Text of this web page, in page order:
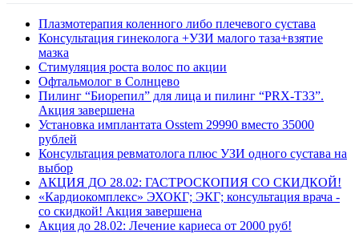
Плазмотерапия коленного либо плечевого сустава
Консультация гинеколога +УЗИ малого таза+взятие
мазка
Стимуляция роста волос по акции
Офтальмолог в Солнцево
Пилинг “Биорепил” для лица и пилинг “PRX-T33”.
Акция завершена
Установка имплантата Osstem 29990 вместо 35000
рублей
Консультация ревматолога плюс УЗИ одного сустава на
выбор
АКЦИЯ ДО 28.02: ГАСТРОСКОПИЯ СО СКИДКОЙ!
«Кардиокомплекс» ЭХОКГ; ЭКГ; консультация врача -
со скидкой! Акция завершена
Акция до 28.02: Лечение кариеса от 2000 руб!